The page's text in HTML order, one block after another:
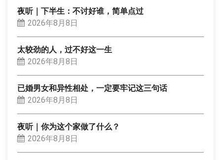
夜听｜下半生：不讨好谁，简单点过
2026年8月8日
太较劲的人，过不好这一生
2026年8月8日
已婚男女和异性相处，一定要牢记这三句话
2026年8月8日
夜听｜你为这个家做了什么？
2026年8月8日